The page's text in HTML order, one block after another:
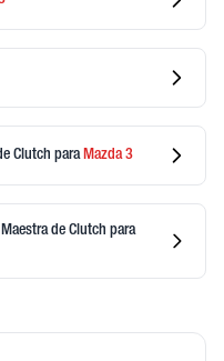
Clutch para Mazda3
de Clutch para